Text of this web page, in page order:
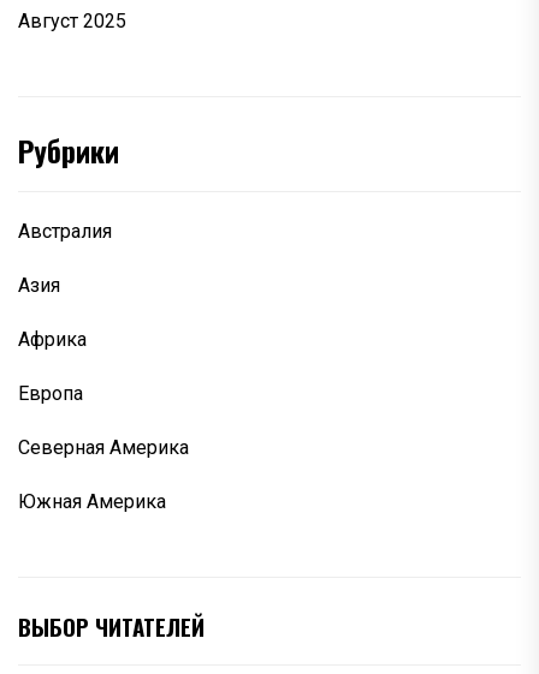
Август 2025
Рубрики
Австралия
Азия
Африка
Европа
Северная Америка
Южная Америка
ВЫБОР ЧИТАТЕЛЕЙ